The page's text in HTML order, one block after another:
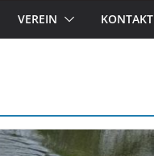
VEREIN KONTAKT